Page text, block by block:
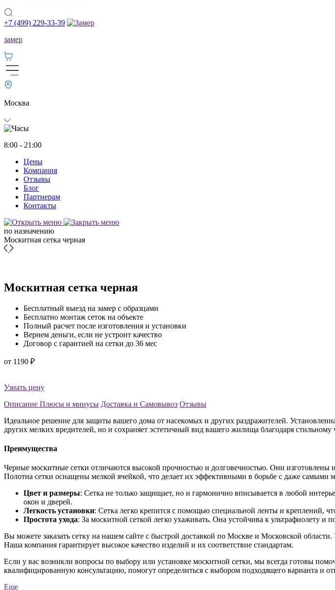
+7 (499) 229-33-39
замер
Москва
8:00 - 21:00
Цены
Компания
Отзывы
Блог
Партнерам
Контакты
по назначению
Москитная сетка черная
Москитная сетка черная
Бесплатный выезд на замер с образцами
Бесплатно монтаж сеток на объекте
Полный расчет после изготовления и установки
Вернем деньги, если не устроит качество
Договор с гарантией на сетки до 36 мес
от 1190 ₽
Узнать цену
Описание Плюсы и минусы Доставка и Самовывоз Отзывы
Идеальное решение для защиты вашего дома от насекомых и других раздражителей.
других мелких вредителей, но и сохраняет эстетичный вид вашего жилища благодаря стильному
Преимущества
Черные москитные сетки отличаются высокой прочностью и долговечностью. Они
Полотна сетки оснащены мелкой ячейкой, что делает их эффективными в борьбе с даже самыми
Цвет и размеры: Сетка не только защищает, но и гармонично вписывается в любой
окон и дверей.
Легкость установки: Сетка легко крепится с помощью специальной ленты и креплений,
Простота ухода: За москитной сеткой легко ухаживать. Она устойчива к ультрафиолету
Вы можете заказать сетку на нашем сайте с быстрой доставкой по Москве и Московской
Наша компания гарантирует высокое качество изделий и их соответствие стандартам.
Если у вас возникли вопросы по выбору или установке москитной сетки, мы всегда готовы
квалифицированную консультацию, помогут определиться с выбором подходящего варианта и
Еще